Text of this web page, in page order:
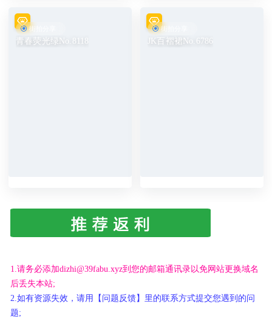
街拍分享
青春荧光绿No.8118
街拍分享
JK百褶裙No.6786
1.请务必添加dizhi@39fabu.xyz到您的邮箱通讯录以免网站更换域名
后丢失本站;
2.如有资源失效，请用【问题反馈】里的联系方式提交您遇到的问
题;